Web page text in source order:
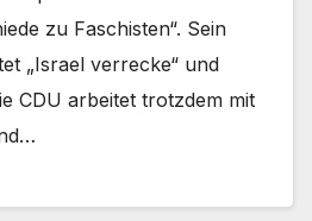
zu Faschisten“. Sein
„Israel verrecke“ und
CDU arbeitet trotzdem mit